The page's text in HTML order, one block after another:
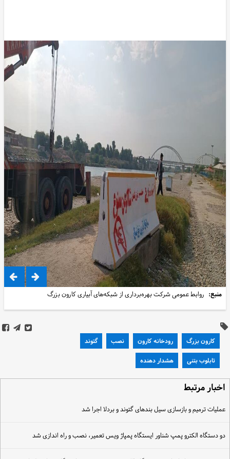
منبع: روابط عمومی شرکت بهره‌برداری از شبکه‌های آبیاری کارون بزرگ
کارون بزرگ رودخانه کارون نصب گتوند
تابلوب بتنی هشدار دهنده
اخبار مرتبط
عملیات ترمیم و بازسازی سیل بندهای گتوند و بردلا اجرا شد
دو دستگاه الکترو پمپ شناور ایستگاه پمپاژ ویس تعمیر، نصب و راه اندازی شد